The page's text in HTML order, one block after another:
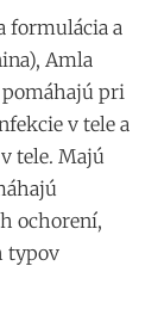
formulácia a
Amla
pri
v tele a
tele. Majú
ochorení,
typov